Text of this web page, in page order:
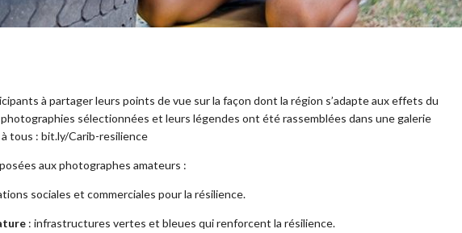
à partager leurs points de vue sur la façon dont la région s’adapte aux effets du
sélectionnées et leurs légendes ont été rassemblées dans une galerie
tous : bit.ly/Carib-resilience
aux photographes amateurs :
sociales et commerciales pour la résilience.
: infrastructures vertes et bleues qui renforcent la résilience.